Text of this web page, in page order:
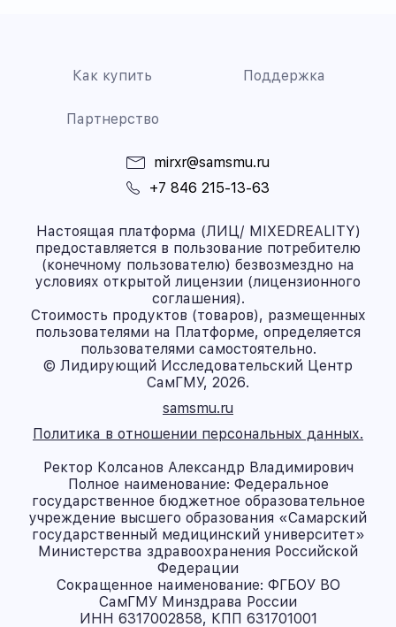
Как купить Поддержка
Партнерство
mirxr@samsmu.ru
+7 846 215-13-63
Настоящая платформа (ЛИЦ/ MIXEDREALITY)
предоставляется в пользование потребителю
(конечному пользователю) безвозмездно на
условиях открытой лицензии (лицензионного
соглашения).
Стоимость продуктов (товаров), размещенных
пользователями на Платформе, определяется
пользователями самостоятельно.
© Лидирующий Исследовательский Центр
СамГМУ, 2026.
samsmu.ru
Политика в отношении персональных данных.
Ректор Колсанов Александр Владимирович
Полное наименование: Федеральное
государственное бюджетное образовательное
учреждение высшего образования «Самарский
государственный медицинский университет»
Министерства здравоохранения Российской
Федерации
Сокращенное наименование: ФГБОУ ВО
СамГМУ Минздрава России
ИНН 6317002858, КПП 631701001